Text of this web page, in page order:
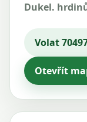
Dukel.
Volat
Otevřít